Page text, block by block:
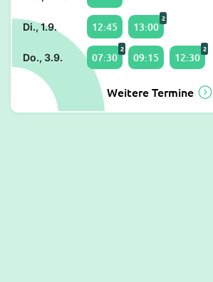
Di., 1.9. 12:45 13:00
2
Do., 3.9. 07:30
2
09:15 12:30
2
Weitere Termine